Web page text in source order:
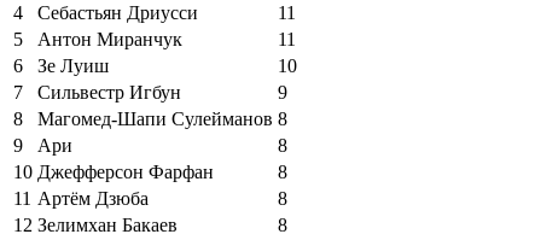
4
Себастьян Дриусси
11
5
Антон Миранчук
11
6
Зе Луиш
10
7
Сильвестр Игбун
9
8
Магомед-Шапи Сулейманов 8
9
Ари
8
10 Джефферсон Фарфан
8
11 Артём Дзюба
8
12 Зелимхан Бакаев
8